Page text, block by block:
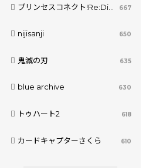
プリンセスコネクト!Re:Dive 667
nijisanji 650
鬼滅の刃 635
blue archive 630
トゥハート2 618
カードキャプターさくら 610